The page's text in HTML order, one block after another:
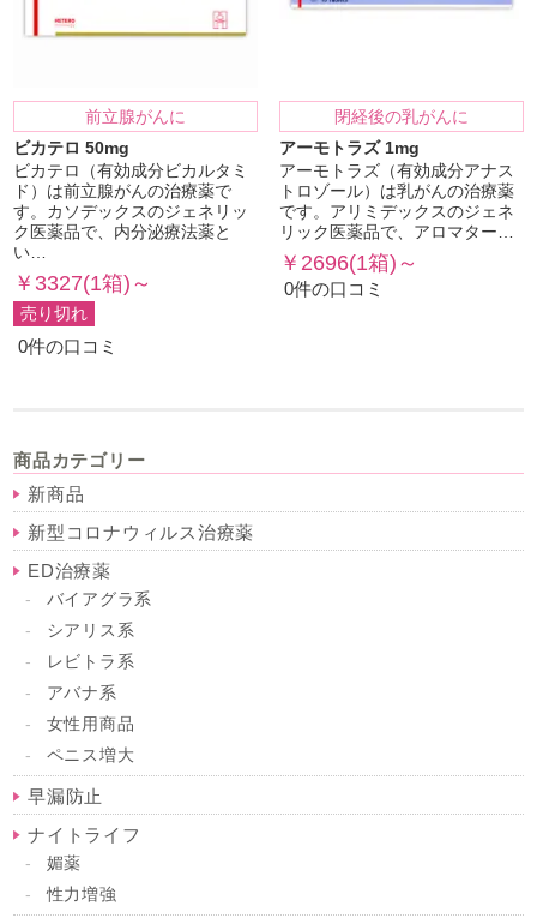
前立腺がんに
ビカテロ 50mg
ビカテロ（有効成分ビカルタミ
ド）は前立腺がんの治療薬で
す。カソデックスのジェネリッ
ク医薬品で、内分泌療法薬と
い…
￥3327(1箱)～
売り切れ
0件の口コミ
閉経後の乳がんに
アーモトラズ 1mg
アーモトラズ（有効成分アナス
トロゾール）は乳がんの治療薬
です。アリミデックスのジェネ
リック医薬品で、アロマター…
￥2696(1箱)～
0件の口コミ
商品カテゴリー
新商品
新型コロナウィルス治療薬
ED治療薬
バイアグラ系
シアリス系
レビトラ系
アバナ系
女性用商品
ペニス増大
早漏防止
ナイトライフ
媚薬
性力増強